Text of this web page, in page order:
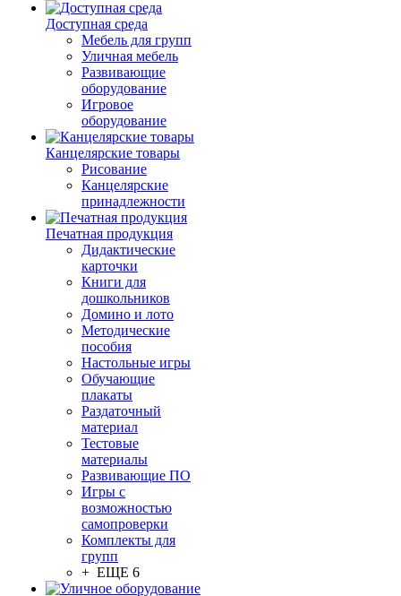
Доступная среда
Мебель для групп
Уличная мебель
Развивающие
оборудование
Игровое
оборудование
Канцелярские товары
Рисование
Канцелярские
принадлежности
Печатная продукция
Дидактические
карточки
Книги для
дошкольников
Домино и лото
Методические
пособия
Настольные игры
Обучающие
плакаты
Раздаточный
материал
Тестовые
материалы
Развивающие ПО
Игры с
возможностью
самопроверки
Комплекты для
групп
+ ЕЩЕ 6